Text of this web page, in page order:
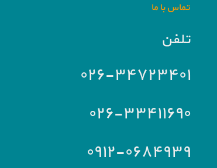
تماس با ما
تلفن
۰۲۶-۳۴۷۲۳۴۰۱
۰۲۶-۳۳۴۱۱۶۹۰
۰۹۱۲-۰۶۸۴۹۳۹